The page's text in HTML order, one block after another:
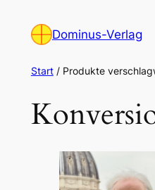
Inhalt
Dominus-Verlag
Start/ Produkte